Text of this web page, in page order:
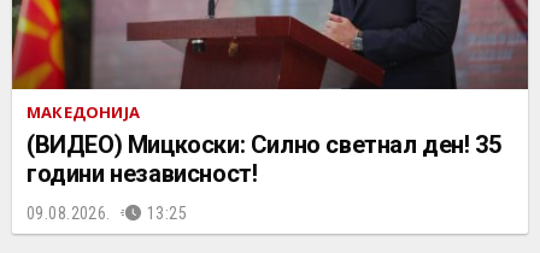
МАКЕДОНИЈА
(ВИДЕО) Мицкоски: Силно светнал ден! 35
години независност!
09.08.2026. 13:25